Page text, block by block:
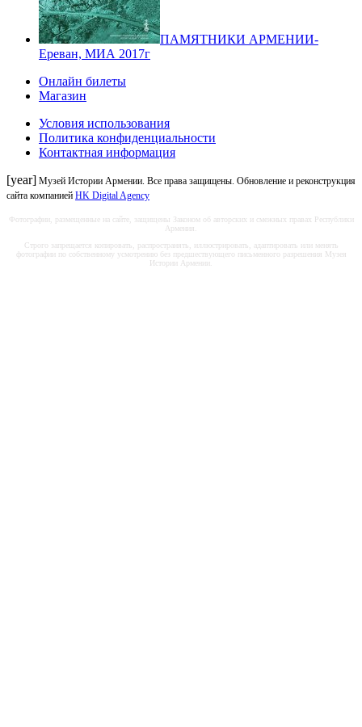
ПАМЯТНИКИ АРМЕНИИ-
Ереван, МИА 2017г
Онлайн билеты
Магазин
Условия использования
Политика конфиденциальности
Контактная информация
[year] Музей Истории Армении. Все права защищены. Обновление и реконструкция
сайта компанией HK Digital Agency
Фотографии, размещенные на сайте, защищены Законом об авторских и смежных правах Республики
Армения.
Строго запрещается копировать, распространять, иллюстрировать, адаптировать или менять
фотографии по собственному усмотрению без предшествующего письменного разрешения Музея
Истории Армении.